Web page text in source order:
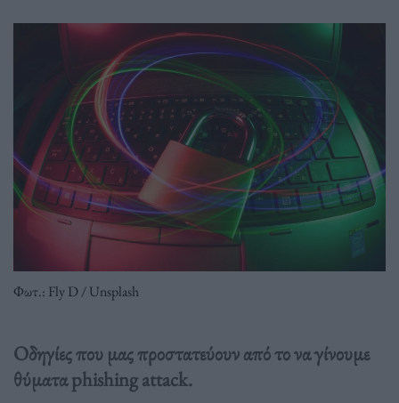
Φωτ.: Fly D / Unsplash
Οδηγίες που μας προστατεύουν από το να γίνουμε
θύματα phishing attack.